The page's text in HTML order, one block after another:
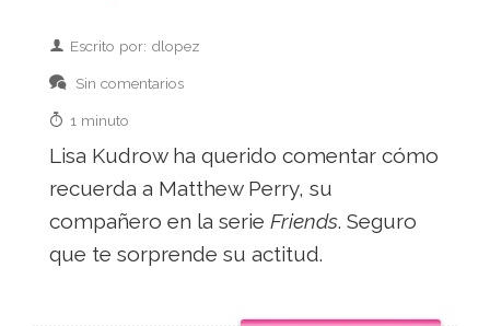
Escrito por: dlopez
Sin comentarios
1 minuto
Lisa Kudrow ha querido comentar cómo
recuerda a Matthew Perry, su
compañero en la serie Friends. Seguro
que te sorprende su actitud.